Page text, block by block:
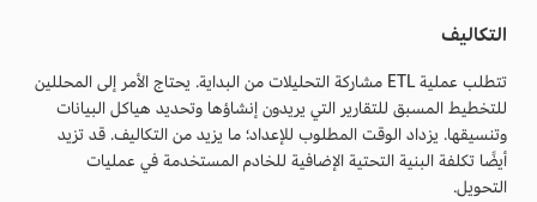
التكاليف
تتطلب عملية ETL مشاركة التحليلات من البداية. يحتاج الأمر إلى المحللين
للتخطيط المسبق للتقارير التي يريدون إنشاؤها وتحديد هياكل البيانات
وتنسيقها. يزداد الوقت المطلوب للإعداد؛ ما يزيد من التكاليف. قد تزيد
أيضًا تكلفة البنية التحتية الإضافية للخادم المستخدمة في عمليات
التحويل.